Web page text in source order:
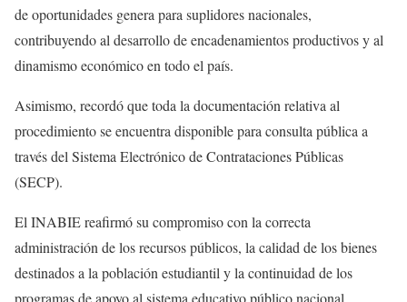
de oportunidades genera para suplidores nacionales,
contribuyendo al desarrollo de encadenamientos productivos y al
dinamismo económico en todo el país.
Asimismo, recordó que toda la documentación relativa al
procedimiento se encuentra disponible para consulta pública a
través del Sistema Electrónico de Contrataciones Públicas
(SECP).
El INABIE reafirmó su compromiso con la correcta
administración de los recursos públicos, la calidad de los bienes
destinados a la población estudiantil y la continuidad de los